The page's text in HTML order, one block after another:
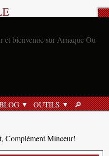
OUTILS 🔎︎
Complément Minceur!